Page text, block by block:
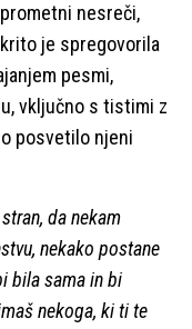
nesreči,
je spregovorila
pesmi,
vključno s tistimi z
posvetilo njeni
da nekam
nekako postane
bila sama in bi
nekoga, ki ti te